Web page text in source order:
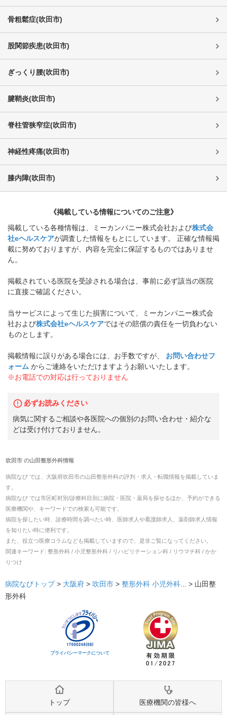
骨粗鬆症(吹田市)
股関節疾患(吹田市)
ぎっくり腰(吹田市)
腱鞘炎(吹田市)
脊柱管狭窄症(吹田市)
神経性疼痛(吹田市)
膝内障(吹田市)
《掲載している情報についてのご注意》
掲載している各種情報は、ミーカンパニー株式会社および株式会
社eヘルスケアが調査した情報をもとにしています。 正確な情報掲
載に努めておりますが、内容を完全に保証するものではありませ
ん。
掲載されている医院を受診される場合は、事前に必ず該当の医院
に直接ご確認ください。
当サービスによって生じた損害について、ミーカンパニー株式会
社および株式会社eヘルスケアではその賠償の責任を一切負わない
ものとします。
掲載情報に誤りがある場合には、お手数ですが、
お問い合わせフ
ォーム からご連絡をいただけますようお願いいたします。
※お電話での対応は行っておりません
必ずお読みください
病気に関するご相談や各医院への個別のお問い合わせ・紹介な
どは受け付けておりません。
吹田市の山田整形外科情報
病院なび では、 大阪府吹田市の山田整形外科の評判・求人・転職情報を掲載していま
す。
病院なび では市区町村別/診療科目別に病院・医院・薬局を探せるほか、予約ができる
医療機関や、キーワードでの検索も可能です。
病院を探したい時、診療時間を調べたい時、医師求人や看護師求人、薬剤師求人情報
を知りたい時に便利です。
また、役立つ医療コラムなども掲載していますので、是非ご覧になってください。
関連キーワード: 整形外科 / 小児整形外科 / リハビリテーション科 / リウマチ科 / かか
りつけ
病院なびトップ > 大阪府 > 吹田市 > 整形外科 小児外科... > 山田整
形外科
プライバシーマークについて
トップ 医療機関の皆様へ